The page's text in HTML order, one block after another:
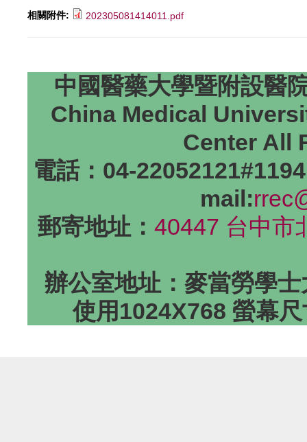
相關附件: 202305081414011.pdf
中國醫藥大學暨附設醫
China Medical
Center All
電話：04-
mail:
郵寄地址：40447 台中市
辦公室地址：麥當勞學
使用1024X768 螢幕